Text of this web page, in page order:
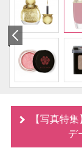
【写真特
デ